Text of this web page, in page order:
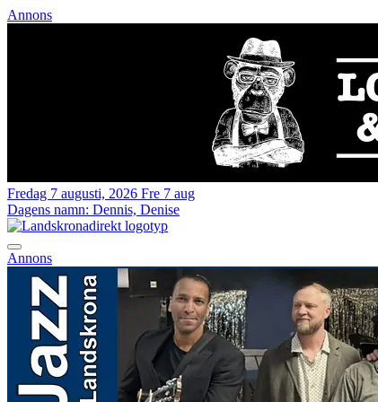
Annons
Fredag 7 augusti, 2026 Fre 7 aug
Dagens namn: Dennis, Denise
Annons